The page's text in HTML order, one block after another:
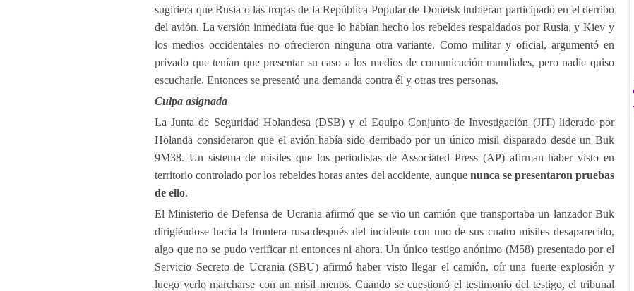
sugiriera que Rusia o las tropas de la República Popular de Donetsk hubieran participado en el derribo
del avión. La versión inmediata fue que lo habían hecho los rebeldes respaldados por Rusia, y Kiev y
los medios occidentales no ofrecieron ninguna otra variante. Como militar y oficial, argumentó en
privado que tenían que presentar su caso a los medios de comunicación mundiales, pero nadie quiso
escucharle. Entonces se presentó una demanda contra él y otras tres personas.
Culpa asignada
La Junta de Seguridad Holandesa (DSB) y el Equipo Conjunto de Investigación (JIT) liderado por
Holanda consideraron que el avión había sido derribado por un único misil disparado desde un Buk
9M38. Un sistema de misiles que los periodistas de Associated Press (AP) afirman haber visto en
territorio controlado por los rebeldes horas antes del accidente, aunque nunca se presentaron pruebas
de ello.
El Ministerio de Defensa de Ucrania afirmó que se vio un camión que transportaba un lanzador Buk
dirigiéndose hacia la frontera rusa después del incidente con uno de sus cuatro misiles desaparecido,
algo que no se pudo verificar ni entonces ni ahora. Un único testigo anónimo (M58) presentado por el
Servicio Secreto de Ucrania (SBU) afirmó haber visto llegar el camión, oír una fuerte explosión y
luego verlo marcharse con un misil menos. Cuando se cuestionó el testimonio del testigo, el tribunal